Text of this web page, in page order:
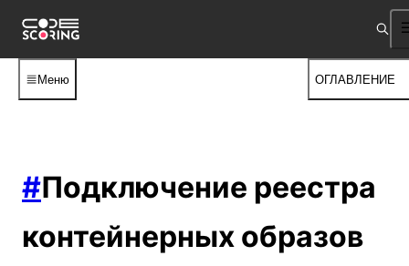
Меню ОГЛАВЛЕНИЕ
#Подключение реестра
контейнерных образов